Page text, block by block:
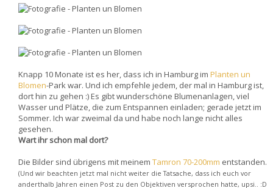
Knapp 10 Monate ist es her, dass ich in Hamburg im Planten un
Blomen-Park war. Und ich empfehle jedem, der mal in Hamburg ist,
dort hin zu gehen :) Es gibt wunderschöne Blumenanlagen, viel
Wasser und Plätze, die zum Entspannen einladen; gerade jetzt im
Sommer. Ich war zweimal da und habe noch lange nicht alles
gesehen.
Wart ihr schon mal dort?
Die Bilder sind übrigens mit meinem Tamron 70-200mm entstanden.
(Und wir beachten jetzt mal nicht weiter die Tatsache, dass ich euch vor
anderthalb Jahren einen Post zu den Objektiven versprochen hatte, upsi.. :D